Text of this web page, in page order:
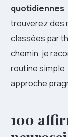
quotidiennes
trouverez des
classées par
chemin, je
routine simple.
approche
100